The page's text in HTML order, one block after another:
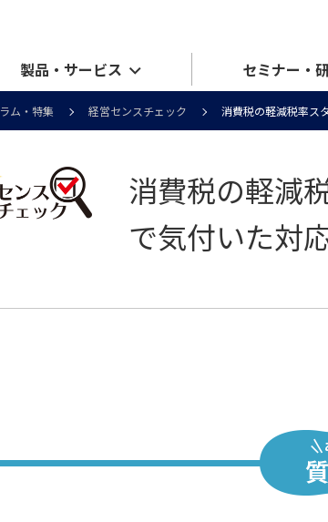
製品・サービス セミナー・
ム・特集 経営センスチェック 消費税の軽減税率ス
消費税の軽減
で気付いた対